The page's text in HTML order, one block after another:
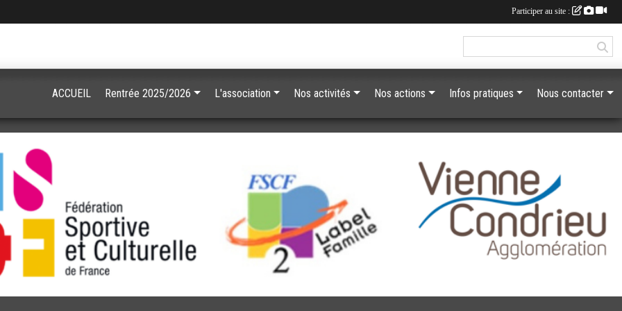
ACCUEIL Rentrée 2025/2026 L'association Nos activités Nos actions Infos pratiques Nous contacter
Participer au site :